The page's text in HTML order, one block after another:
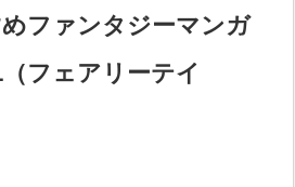
ファンタジーマンガ
フェアリーテイ